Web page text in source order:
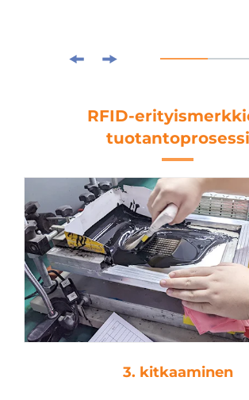
RFID-
tuotantoprosessi
3. kitkaaminen